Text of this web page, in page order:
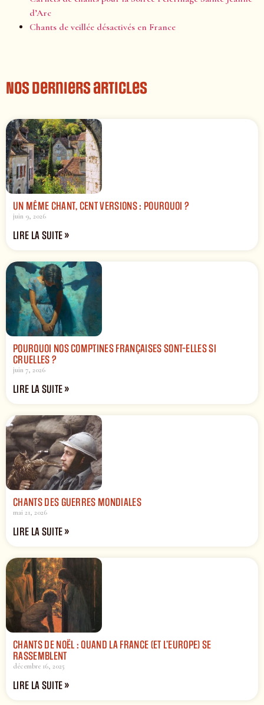
d’Arc
Chants de veillée désactivés en France
Nos derniers articles
UN MÊME CHANT, CENT VERSIONS : POURQUOI ?
juin 9, 2026
LIRE LA SUITE »
POURQUOI NOS COMPTINES FRANÇAISES SONT-ELLES SI
CRUELLES ?
juin 7, 2026
LIRE LA SUITE »
CHANTS DES GUERRES MONDIALES
mai 21, 2026
LIRE LA SUITE »
CHANTS DE NOËL : QUAND LA FRANCE (ET L’EUROPE) SE
RASSEMBLENT
décembre 16, 2025
LIRE LA SUITE »